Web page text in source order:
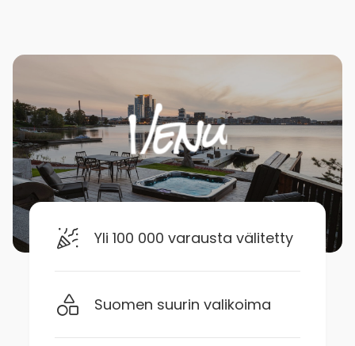
Yli 100 000 varausta välitetty
Suomen suurin valikoima